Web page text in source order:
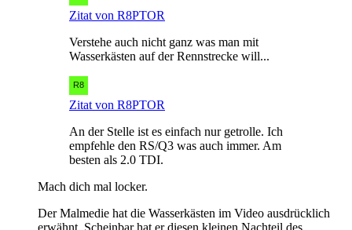
Zitat von R8PTOR
Verstehe auch nicht ganz was man mit
Wasserkästen auf der Rennstrecke will...
Zitat von R8PTOR
An der Stelle ist es einfach nur getrolle. Ich
empfehle den RS/Q3 was auch immer. Am
besten als 2.0 TDI.
Mach dich mal locker.
Der Malmedie hat die Wasserkästen im Video ausdrücklich
erwähnt. Scheinbar hat er diesen kleinen Nachteil des